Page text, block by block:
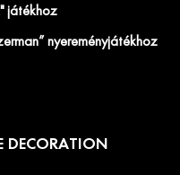
játékhoz
nyereményjátékhoz
DECORATION